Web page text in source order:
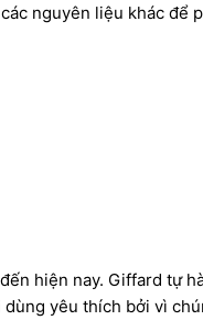
nguyên liệu khác để
hiện nay. Giffard tự
yêu thích bởi vì